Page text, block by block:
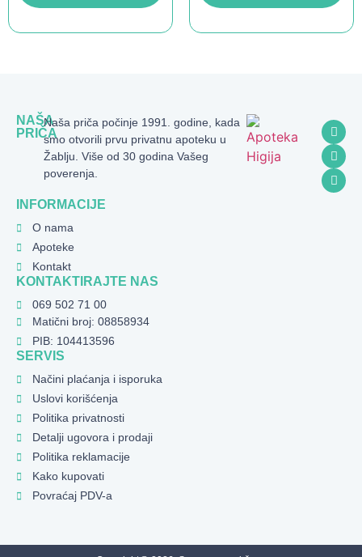
NAŠA
PRIČA
Naša priča počinje 1991. godine, kada
smo otvorili prvu privatnu apoteku u
Žablju. Više od 30 godina Vašeg
poverenja.
INFORMACIJE
O nama
Apoteke
Kontakt
KONTAKTIRAJTE NAS
069 502 71 00
Matični broj: 08858934
PIB: 104413596
SERVIS
Načini plaćanja i isporuka
Uslovi korišćenja
Politika privatnosti
Detalji ugovora i prodaji
Politika reklamacije
Kako kupovati
Povraćaj PDV-a